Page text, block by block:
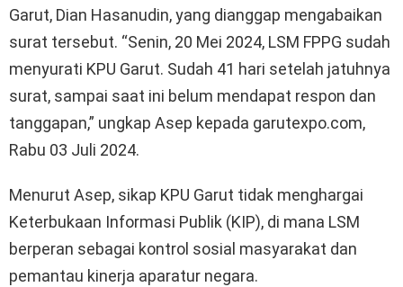
Garut, Dian Hasanudin, yang dianggap mengabaikan
surat tersebut. “Senin, 20 Mei 2024, LSM FPPG sudah
menyurati KPU Garut. Sudah 41 hari setelah jatuhnya
surat, sampai saat ini belum mendapat respon dan
tanggapan,” ungkap Asep kepada garutexpo.com,
Rabu 03 Juli 2024.
Menurut Asep, sikap KPU Garut tidak menghargai
Keterbukaan Informasi Publik (KIP), di mana LSM
berperan sebagai kontrol sosial masyarakat dan
pemantau kinerja aparatur negara.